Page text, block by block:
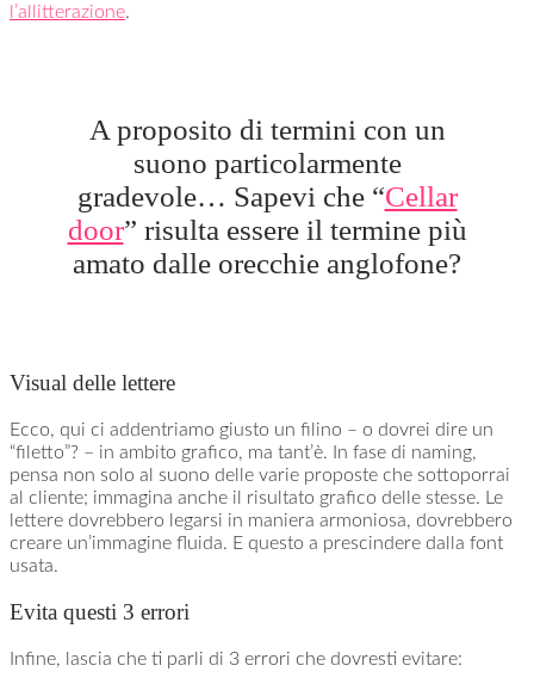
l’allitterazione.
A proposito di termini con un
suono particolarmente
gradevole… Sapevi che “Cellar
door” risulta essere il termine più
amato dalle orecchie anglofone?
Visual delle lettere
Ecco, qui ci addentriamo giusto un filino – o dovrei dire un
“filetto”? – in ambito grafico, ma tant’è. In fase di naming,
pensa non solo al suono delle varie proposte che sottoporrai
al cliente; immagina anche il risultato grafico delle stesse. Le
lettere dovrebbero legarsi in maniera armoniosa, dovrebbero
creare un’immagine fluida. E questo a prescindere dalla font
usata.
Evita questi 3 errori
Infine, lascia che ti parli di 3 errori che dovresti evitare: